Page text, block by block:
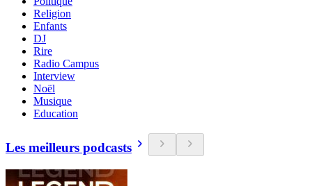
Religion
Enfants
DJ
Rire
Radio Campus
Interview
Noël
Musique
Education
Les meilleurs podcasts